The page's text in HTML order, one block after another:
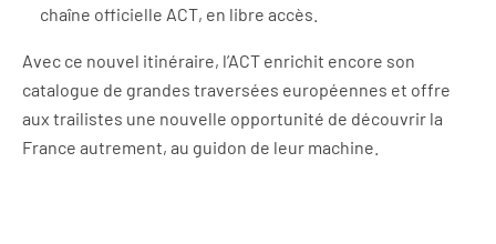
chaîne officielle ACT, en libre accès.
Avec ce nouvel itinéraire, l’ACT enrichit encore son
catalogue de grandes traversées européennes et offre
aux trailistes une nouvelle opportunité de découvrir la
France autrement, au guidon de leur machine.